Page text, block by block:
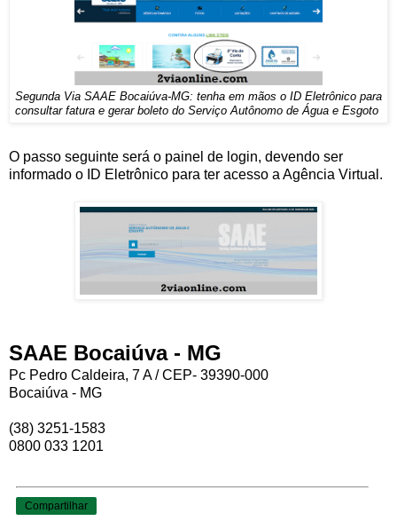
Segunda Via SAAE Bocaiúva-MG: tenha em mãos o ID Eletrônico para
consultar fatura e gerar boleto do Serviço Autônomo de Água e Esgoto
O passo seguinte será o painel de login, devendo ser
informado o ID Eletrônico para ter acesso a Agência Virtual.
SAAE Bocaiúva - MG
Pc Pedro Caldeira, 7 A / CEP- 39390-000
Bocaiúva - MG
(38) 3251-1583
0800 033 1201
Compartilhar